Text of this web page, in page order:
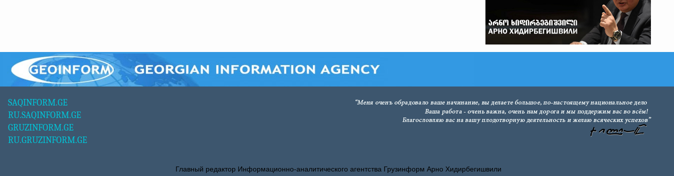
SAQINFORM.GE
RU.SAQINFORM.GE
GRUZINFORM.GE
RU.GRUZINFORM.GE
Главный редактор Информационно-аналитического агентства Грузинформ Арно Хидирбегишвили